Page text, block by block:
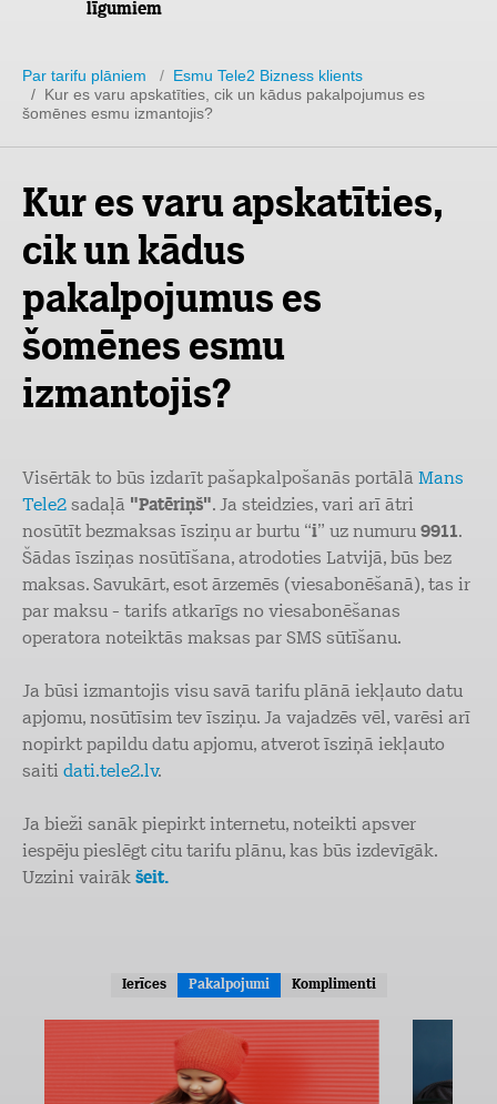
līgumiem
Par tarifu plāniem / Esmu Tele2 Bizness klients
/ Kur es varu apskatīties, cik un kādus pakalpojumus es
šomēnes esmu izmantojis?
Kur es varu apskatīties,
cik un kādus
pakalpojumus es
šomēnes esmu
izmantojis?
Visērtāk to būs izdarīt pašapkalpošanās portālā Mans
Tele2 sadaļā "Patēriņš". Ja steidzies, vari arī ātri
nosūtīt bezmaksas īsziņu ar burtu “i” uz numuru 9911.
Šādas īsziņas nosūtīšana, atrodoties Latvijā, būs bez
maksas. Savukārt, esot ārzemēs (viesabonēšanā), tas ir
par maksu - tarifs atkarīgs no viesabonēšanas
operatora noteiktās maksas par SMS sūtīšanu.
Ja būsi izmantojis visu savā tarifu plānā iekļauto datu
apjomu, nosūtīsim tev īsziņu. Ja vajadzēs vēl, varēsi arī
nopirkt papildu datu apjomu, atverot īsziņā iekļauto
saiti dati.tele2.lv.
Ja bieži sanāk piepirkt internetu, noteikti apsver
iespēju pieslēgt citu tarifu plānu, kas būs izdevīgāk.
Uzzini vairāk šeit.
Ierīces Pakalpojumi Komplimenti